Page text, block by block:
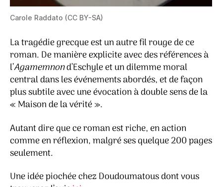
Carole Raddato (CC BY-SA)
La tragédie grecque est un autre fil rouge de ce
roman. De manière explicite avec des références à
l’Agamemnond’Eschyle et un dilemme moral
central dans les événements abordés, et de façon
plus subtile avec une évocation à double sens de la
« Maison de la vérité ».
Autant dire que ce roman est riche, en action
comme en réflexion, malgré ses quelque 200 pages
seulement.
Une idée piochée chez Doudoumatous dont vous